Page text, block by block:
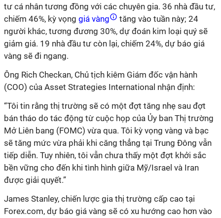
tư cá nhân tương đồng với các chuyên gia. 36 nhà đầu tư,
chiếm 46%, kỳ vọng giá vàng
tăng vào tuần này; 24
người khác, tương đương 30%, dự đoán kim loại quý sẽ
giảm giá. 19 nhà đầu tư còn lại, chiếm 24%, dự báo giá
vàng sẽ đi ngang.
Ông Rich Checkan, Chủ tịch kiêm Giám đốc vận hành
(COO) của Asset Strategies International nhận định:
“Tôi tin rằng thị trường sẽ có một đợt tăng nhẹ sau đợt
bán tháo do tác động từ cuộc họp của Ủy ban Thị trường
Mở Liên bang (FOMC) vừa qua. Tôi kỳ vọng vàng và bạc
sẽ tăng mức vừa phải khi căng thẳng tại Trung Đông vẫn
tiếp diễn. Tuy nhiên, tôi vẫn chưa thấy một đợt khởi sắc
bền vững cho đến khi tình hình giữa Mỹ/Israel và Iran
được giải quyết.”
James Stanley, chiến lược gia thị trường cấp cao tại
Forex.com, dự báo giá vàng sẽ có xu hướng cao hơn vào